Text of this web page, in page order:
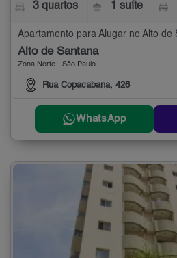
3 quartos 1 suíte
Alto de Santana
Zona Norte - São Paulo
Rua Copacabana, 426
WhatsApp